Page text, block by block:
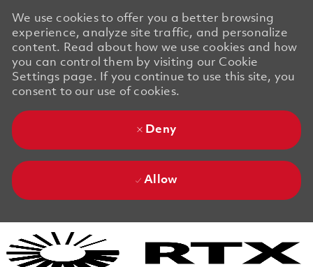
We use cookies to offer you a better browsing
experience, analyze site traffic, and personalize
content. Read about how we use cookies and how
you can control them by visiting our Cookie
Settings page. If you continue to use this site, you
consent to our use of cookies.
Deny
Allow